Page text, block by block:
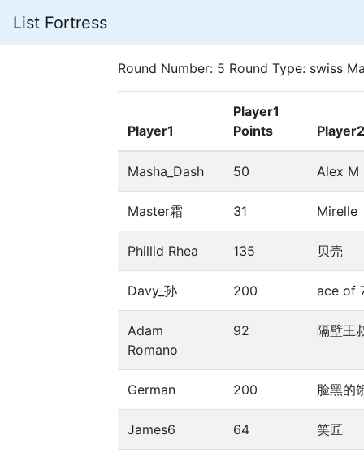
List Fortress
Round Number: 5 Round Type: swiss
Player1
Player1
Points
Player2
Masha_Dash 50 Alex M
Master霜 31 Mirelle
Phillid Rhea 135 贝壳
Davy_孙 200 ace of
Adam
Romano
92 隔壁王
German 200 脸黑的
James6 64 笑匠